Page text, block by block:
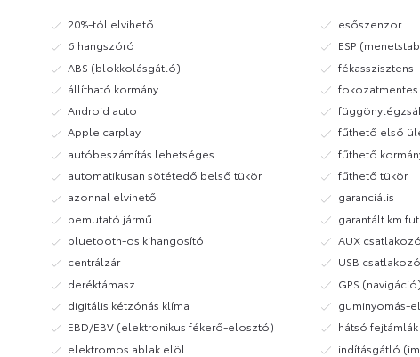
20%-tól elvihető
6 hangszóró
ABS (blokkolásgátló)
állítható kormány
Android auto
Apple carplay
autóbeszámítás lehetséges
automatikusan sötétedő belső tükör
azonnal elvihető
bemutató jármű
bluetooth-os kihangosító
centrálzár
deréktámasz
digitális kétzónás klíma
EBD/EBV (elektronikus fékerő-elosztó)
elektromos ablak elöl
esőszenzor
ESP
fékasszisztens
fűthető első
fűthető
fűthető tükör
garanciális
garantált km
AUX csatlakozó
USB csatlakozó
GPS (navigáció)
guminyomás-
hátsó fejtámlák
indításgátló